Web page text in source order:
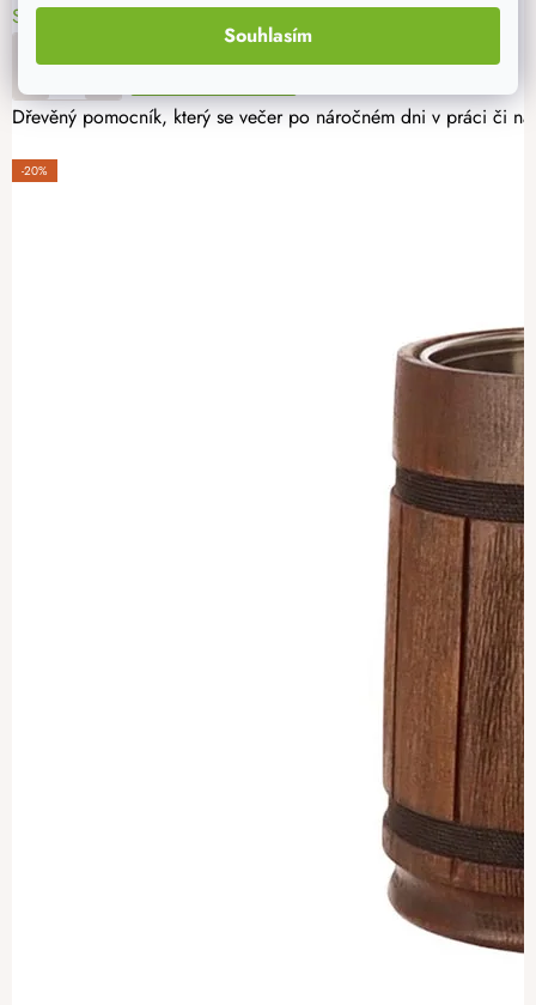
Souhlasím
Skladem> 5 ks 11. - 12. 8. u vás
DO KOŠÍKU
Dřevěný pomocník, který se večer po náročném dni v práci či
-20%